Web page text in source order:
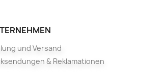
und Versand
& Reklamationen